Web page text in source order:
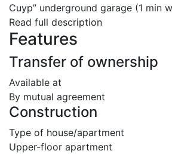
Cuyp” underground garage (1 min
Read full description
Features
Transfer of ownership
Available at
By mutual agreement
Construction
Type of house/apartment
Upper-floor apartment